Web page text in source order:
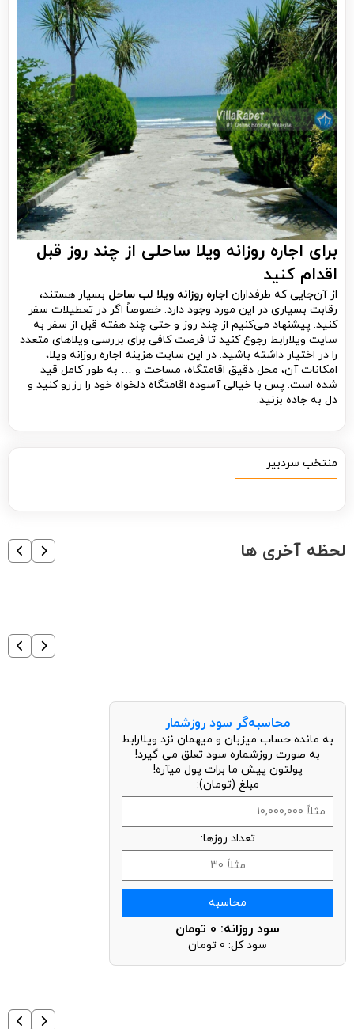
برای اجاره روزانه ویلا ساحلی از چند روز قبل
اقدام کنید
از آن‌جایی که طرفداران اجاره روزانه ویلا لب ساحل بسیار هستند،
رقابت بسیاری در این مورد وجود دارد. خصوصاً اگر در تعطیلات سفر
کنید. پیشنهاد می‌کنیم از چند روز و حتی چند هفته قبل از سفر به
سایت ویلارابط رجوع کنید تا فرصت کافی برای بررسی ویلاهای متعدد
را در اختیار داشته باشید. در این سایت هزینه اجاره روزانه ویلا،
امکانات آن، محل دقیق اقامتگاه، مساحت و … به طور کامل قید
شده است. پس با خیالی آسوده اقامتگاه دلخواه خود را رزرو کنید و
دل به جاده بزنید.
منتخب سردبیر
لحظه آخری ها
محاسبه‌گر سود روزشمار
به مانده حساب میزبان و میهمان نزد ویلارابط
به صورت روزشماره سود تعلق می گیرد!
پولتون پیش ما برات پول میآره!
مبلغ (تومان):
تعداد روزها:
محاسبه
سود روزانه: 0 تومان
سود کل: 0 تومان